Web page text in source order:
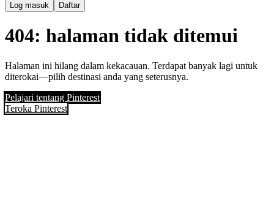
Log masuk Daftar
404: halaman tidak ditemui
Halaman ini hilang dalam kekacauan. Terdapat banyak lagi untuk
diterokai—pilih destinasi anda yang seterusnya.
Pelajari tentang Pinterest
Teroka Pinterest